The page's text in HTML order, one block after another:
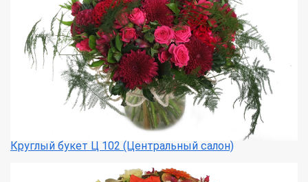
Круглый букет Ц 102 (Центральный салон)